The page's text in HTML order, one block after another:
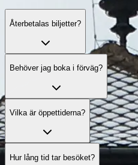
Återbetalas biljetter?
Behöver jag boka i förväg?
Vilka är öppettiderna?
Hur lång tid tar besöket?